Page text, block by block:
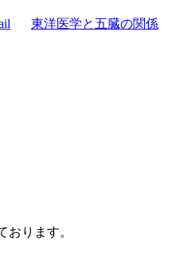
東洋医学と五臓の関係
おります。